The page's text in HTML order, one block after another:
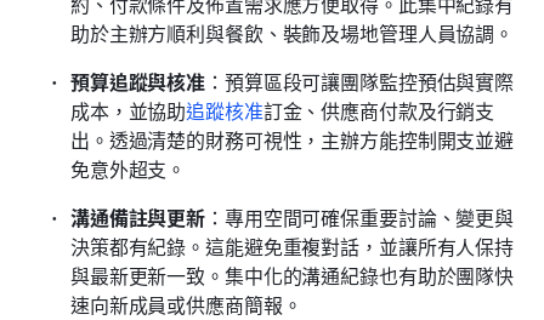
助於主辦方順利與餐飲、裝飾及場地管理人員協調。
預算追蹤與核准 ：預算區段可讓團隊監控預估與實際
成本，並協助追蹤核准訂金、供應商付款及行銷支
出。透過清楚的財務可視性，主辦方能控制開支並避
免意外超支。
溝通備註與更新 ：專用空間可確保重要討論、變更與
決策都有紀錄。這能避免重複對話，並讓所有人保持
與最新更新一致。集中化的溝通紀錄也有助於團隊快
速向新成員或供應商簡報。